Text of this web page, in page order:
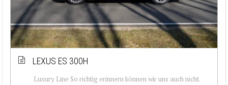
LEXUS ES 300H
Luxury Line So richtig erinnern können wir uns auch nicht.